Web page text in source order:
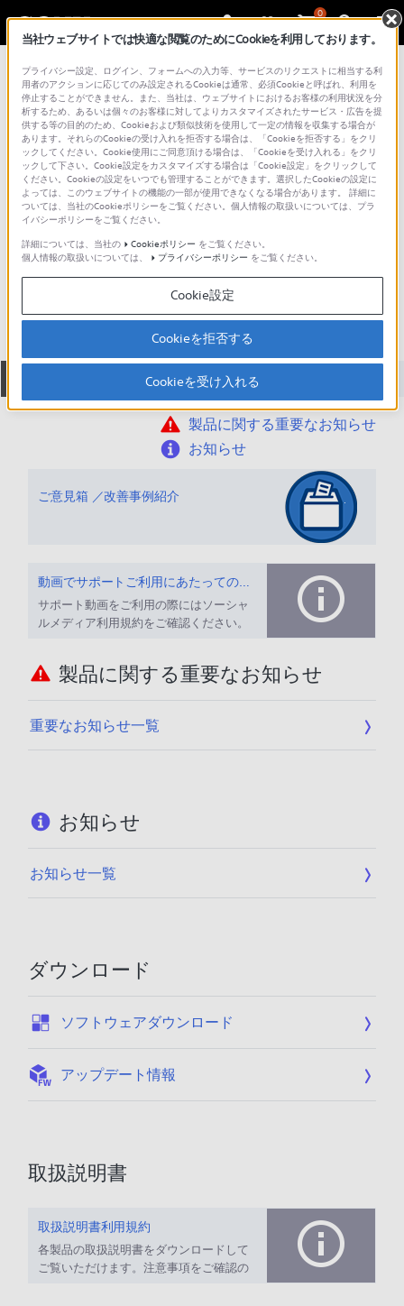
0
総合サポート・お問い合わせ オーバーヘッドバンド
MDR-NC5
ダウンロード 取扱説明書
製品に関する重要なお知らせ
お知らせ
ご意見箱 ／改善事例紹介
動画でサポートご利用にあたってのお願い
サポート動画をご利用の際にはソーシャ
ルメディア利用規約をご確認ください。
製品に関する重要なお知らせ
重要なお知らせ一覧
お知らせ
お知らせ一覧
ダウンロード
ソフトウェアダウンロード
アップデート情報
取扱説明書
取扱説明書利用規約
各製品の取扱説明書をダウンロードして
ご覧いただけます。注意事項をご確認の
当社ウェブサイトでは快適な閲覧のためにCookieを利用しております。
プライバシー設定、ログイン、フォームへの入力等、サービスのリクエストに相当する利
用者のアクションに応じてのみ設定されるCookieは通常、必須Cookieと呼ばれ、利用を
停止することができません。また、当社は、ウェブサイトにおけるお客様の利用状況を分
析するため、あるいは個々のお客様に対してよりカスタマイズされたサービス・広告を提
供する等の目的のため、Cookieおよび類似技術を使用して一定の情報を収集する場合が
あります。それらのCookieの受け入れを拒否する場合は、「Cookieを拒否する」をクリ
ックしてください。Cookie使用にご同意頂ける場合は、「Cookieを受け入れる」をクリ
ックして下さい。Cookie設定をカスタマイズする場合は「Cookie設定」をクリックして
ください。Cookieの設定をいつでも管理することができます。選択したCookieの設定に
よっては、このウェブサイトの機能の一部が使用できなくなる場合があります。 詳細に
ついては、当社のCookieポリシーをご覧ください。個人情報の取扱いについては、プラ
イバシーポリシーをご覧ください。
詳細については、当社の
Cookieポリシー をご覧ください。
個人情報の取扱いについては、
プライバシーポリシー をご覧ください。
Cookie設定
Cookieを拒否する
Cookieを受け入れる